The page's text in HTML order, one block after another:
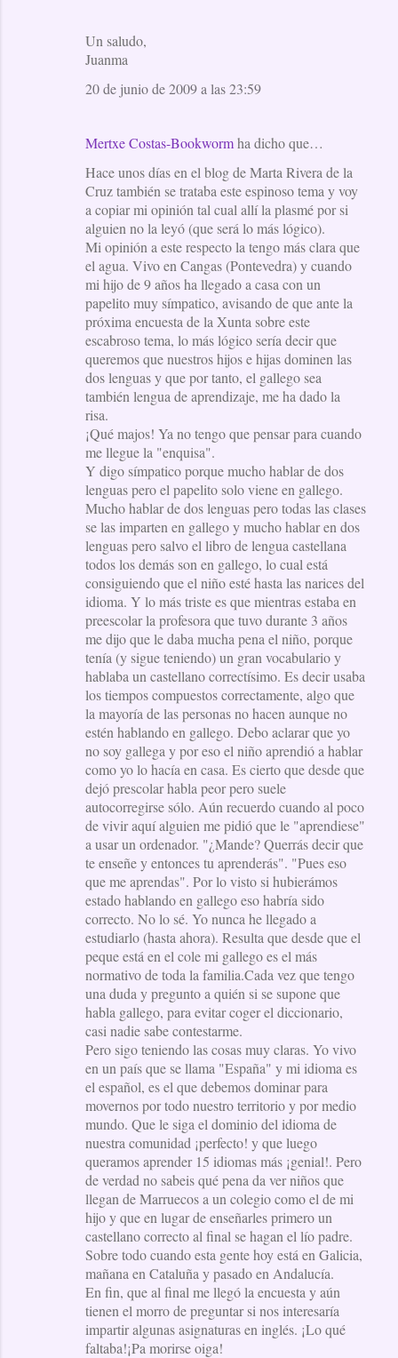
Un saludo,
Juanma
20 de junio de 2009 a las 23:59
Mertxe Costas-Bookwormha dicho que…
Hace unos días en el blog de Marta Rivera de la
Cruz también se trataba este espinoso tema y voy
a copiar mi opinión tal cual allí la plasmé por si
alguien no la leyó (que será lo más lógico).
Mi opinión a este respecto la tengo más clara que
el agua. Vivo en Cangas (Pontevedra) y cuando
mi hijo de 9 años ha llegado a casa con un
papelito muy símpatico, avisando de que ante la
próxima encuesta de la Xunta sobre este
escabroso tema, lo más lógico sería decir que
queremos que nuestros hijos e hijas dominen las
dos lenguas y que por tanto, el gallego sea
también lengua de aprendizaje, me ha dado la
risa.
¡Qué majos! Ya no tengo que pensar para cuando
me llegue la "enquisa".
Y digo símpatico porque mucho hablar de dos
lenguas pero el papelito solo viene en gallego.
Mucho hablar de dos lenguas pero todas las clases
se las imparten en gallego y mucho hablar en dos
lenguas pero salvo el libro de lengua castellana
todos los demás son en gallego, lo cual está
consiguiendo que el niño esté hasta las narices del
idioma. Y lo más triste es que mientras estaba en
preescolar la profesora que tuvo durante 3 años
me dijo que le daba mucha pena el niño, porque
tenía (y sigue teniendo) un gran vocabulario y
hablaba un castellano correctísimo. Es decir usaba
los tiempos compuestos correctamente, algo que
la mayoría de las personas no hacen aunque no
estén hablando en gallego. Debo aclarar que yo
no soy gallega y por eso el niño aprendió a hablar
como yo lo hacía en casa. Es cierto que desde que
dejó prescolar habla peor pero suele
autocorregirse sólo. Aún recuerdo cuando al poco
de vivir aquí alguien me pidió que le "aprendiese"
a usar un ordenador. "¿Mande? Querrás decir que
te enseñe y entonces tu aprenderás". "Pues eso
que me aprendas". Por lo visto si hubierámos
estado hablando en gallego eso habría sido
correcto. No lo sé. Yo nunca he llegado a
estudiarlo (hasta ahora). Resulta que desde que el
peque está en el cole mi gallego es el más
normativo de toda la familia.Cada vez que tengo
una duda y pregunto a quién si se supone que
habla gallego, para evitar coger el diccionario,
casi nadie sabe contestarme.
Pero sigo teniendo las cosas muy claras. Yo vivo
en un país que se llama "España" y mi idioma es
el español, es el que debemos dominar para
movernos por todo nuestro territorio y por medio
mundo. Que le siga el dominio del idioma de
nuestra comunidad ¡perfecto! y que luego
queramos aprender 15 idiomas más ¡genial!. Pero
de verdad no sabeis qué pena da ver niños que
llegan de Marruecos a un colegio como el de mi
hijo y que en lugar de enseñarles primero un
castellano correcto al final se hagan el lío padre.
Sobre todo cuando esta gente hoy está en Galicia,
mañana en Cataluña y pasado en Andalucía.
En fin, que al final me llegó la encuesta y aún
tienen el morro de preguntar si nos interesaría
impartir algunas asignaturas en inglés. ¡Lo qué
faltaba!¡Pa morirse oiga!